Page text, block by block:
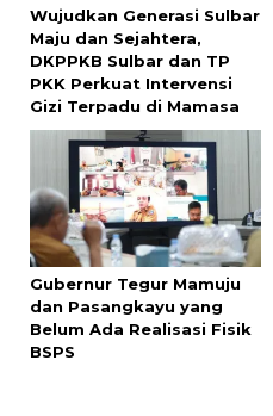
Wujudkan Generasi Sulbar
Maju dan Sejahtera,
DKPPKB Sulbar dan TP
PKK Perkuat Intervensi
Gizi Terpadu di Mamasa
Gubernur Tegur Mamuju
dan Pasangkayu yang
Belum Ada Realisasi Fisik
BSPS